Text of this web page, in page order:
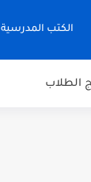
الكتب المدرسية
الطلاب